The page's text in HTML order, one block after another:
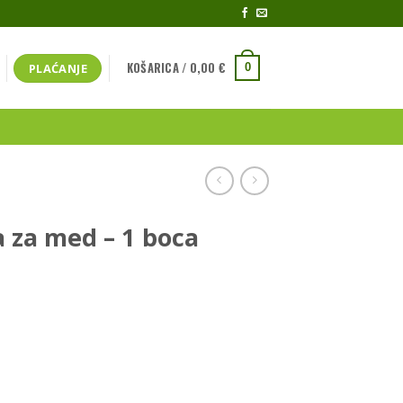
PLAĆANJE KOŠARICA / 0,00 € 0
med – 1 boca